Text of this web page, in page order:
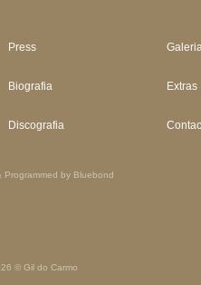
Press
Biografia
Discografia
Extras
Programmed by Bluebond
© Gil do Carmo